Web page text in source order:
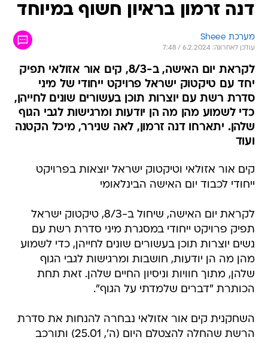
דנה זרמון בראיון חשוף במיוחד
מערכת Sheee
עודכן לאחרונה: 6.2.2024 / 7:48
לקראת יום האישה, ב-8/3, קים אור אזולאי תפיק
יחד עם טיקטוק ישראל פרויקט ייחודי של מיני
סדרת רשת עם יוצרות תוכן בעשורים שונים לחייהן,
כדי לשמוע מהן מה הן יודעות ומרגישות לגבי הגוף
שלהן. יתארחו דנה זרמון, לאה שנירר, מיכל הקטנה
ועוד
קים אור אזולאי וטיקטוק ישראל יוצאות בפרויקט
ייחודי לכבוד יום האישה הבינלאומי
לקראת יום האישה, שיחול ב-8/3, טיקטוק ישראל
תפיק פרויקט ייחודי במסגרת מיני סדרת רשת עם
נשים יוצרות תוכן בעשורים שונים לחייהן, כדי לשמוע
מהן מה הן יודעות, חושבות ומרגישות לגבי הגוף
שלהן, מתוך חוויות וניסיון החיים שלהן. זאת תחת
הכותרת "דברים שלמדתי על הגוף".
השחקנית קים אור אזולאי נבחרה להנחות את סדרת
הרשת שהחלה להצטלם היום (ה', 25.01) ותורכב